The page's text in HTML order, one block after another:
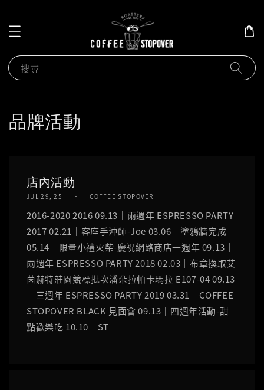
搜尋
品牌活動
店內活動
JUL 29, 25 COFFEE STOPOVER
2016-2020 2016 09.13｜兩週年 ESPRESSO PARTY
2017 02.21｜客座手沖師-Joe 03.06｜塗鴉牆完成
05.14｜限量小禮火柴-慶祝網路商店一週年 09.13｜
兩週年 ESPRESSO PARTY 2018 02.03｜布章換取艾
茵赫特莊園競標批次潘朵拉帕卡瑪拉 E107-04 09.13
｜三週年 ESPRESSO PARTY 2019 03.31｜COFFEE
STOPOVER BLACK 見面會 09.13｜四週年活動-甜
點歡樂吃 10.10｜ST